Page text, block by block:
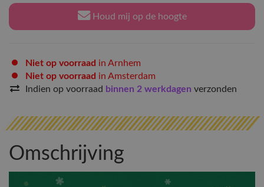
Houd mij op de hoogte
Niet op voorraad in Arnhem
Niet op voorraad in Amsterdam
Indien op voorraad binnen 2 werkdagen verzonden
Omschrijving